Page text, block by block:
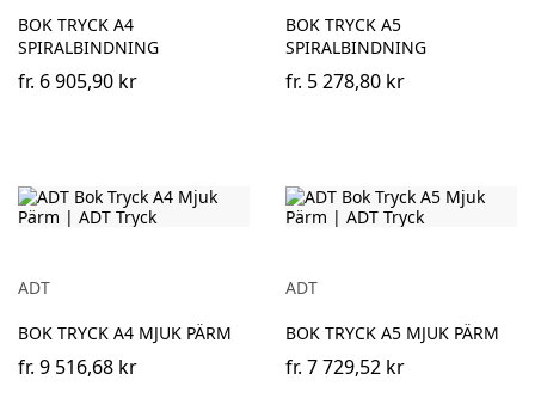
BOK TRYCK A4
SPIRALBINDNING
fr. 6 905,90 kr
BOK TRYCK A5
SPIRALBINDNING
fr. 5 278,80 kr
ADT
BOK TRYCK A4 MJUK PÄRM
fr. 9 516,68 kr
ADT
BOK TRYCK A5 MJUK PÄRM
fr. 7 729,52 kr